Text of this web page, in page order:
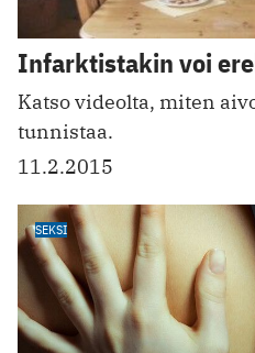
Infarktistakin voi
Katso videolta, miten
tunnistaa.
11.2.2015
SEKSI